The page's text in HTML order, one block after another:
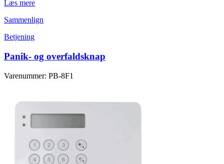
Læs mere
Sammenlign
Betjening
Panik- og overfaldsknap
Varenummer: PB-8F1